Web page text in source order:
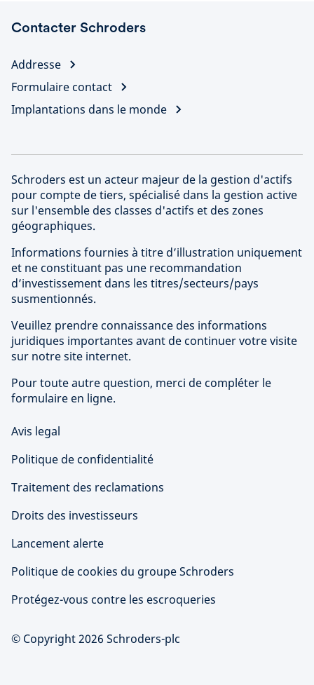
Contacter Schroders
Addresse
Formulaire contact
Implantations dans le monde
Schroders est un acteur majeur de la gestion d'actifs
pour compte de tiers, spécialisé dans la gestion active
sur l'ensemble des classes d'actifs et des zones
géographiques.
Informations fournies à titre d’illustration uniquement
et ne constituant pas une recommandation
d’investissement dans les titres/secteurs/pays
susmentionnés.
Veuillez prendre connaissance des informations
juridiques importantes avant de continuer votre visite
sur notre site internet.
Pour toute autre question, merci de compléter le
formulaire en ligne.
Avis legal
Politique de confidentialité
Traitement des reclamations
Droits des investisseurs
Lancement alerte
Politique de cookies du groupe Schroders
Protégez-vous contre les escroqueries
© Copyright 2026 Schroders-plc